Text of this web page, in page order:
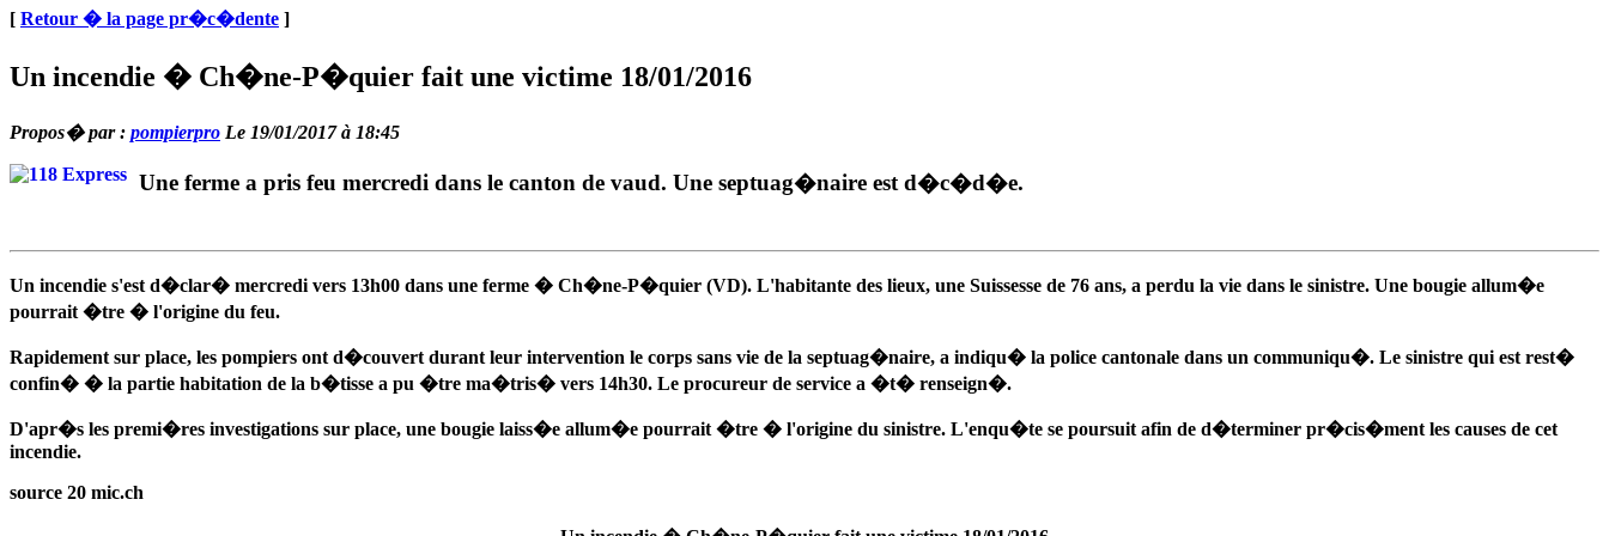
[ Retour � la page pr�c�dente ]
Un incendie � Ch�ne-P�quier fait une victime 18/01/2016
Propos� par : pompierpro Le 19/01/2017 à 18:45
Une ferme a pris feu mercredi dans le canton de vaud. Une septuag�naire est d�c�d�e.
Un incendie s'est d�clar� mercredi vers 13h00 dans une ferme � Ch�ne-P�quier (VD). L'habitante des lieux, une Suissesse de 76 ans, a perdu la vie dans le sinistre. Une bougie allum�e
pourrait �tre � l'origine du feu.
Rapidement sur place, les pompiers ont d�couvert durant leur intervention le corps sans vie de la septuag�naire, a indiqu� la police cantonale dans un communiqu�. Le sinistre qui est rest�
confin� � la partie habitation de la b�tisse a pu �tre ma�tris� vers 14h30. Le procureur de service a �t� renseign�.
D'apr�s les premi�res investigations sur place, une bougie laiss�e allum�e pourrait �tre � l'origine du sinistre. L'enqu�te se poursuit afin de d�terminer pr�cis�ment les causes de cet
incendie.
source 20 mic.ch